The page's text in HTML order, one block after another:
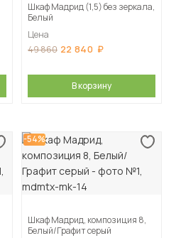
Шкаф Мадрид (1,5) без зеркала,
Белый
Цена
49 860 22 840
В корзину
-54%
Шкаф Мадрид, композиция 8,
Белый/Графит серый